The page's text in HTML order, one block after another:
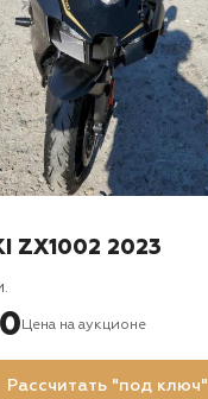
ZX1002 2023
Цена на аукционе
Рассчитать "под ключ"